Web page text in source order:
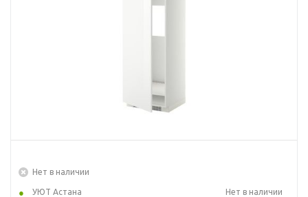
Нет в наличии
УЮТ Астана
Нет в наличии